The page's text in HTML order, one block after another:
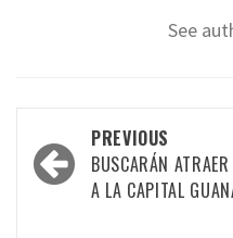
See
Post
navigation
PREVIOUS
BUSCARÁN
A LA CAPITAL